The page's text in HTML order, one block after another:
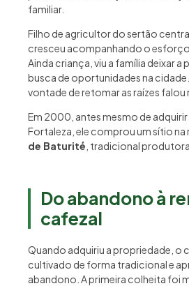
familiar.
Filho de agricultor do sertão
cresceu acompanhando o
Ainda criança, viu a família deixar a
busca de oportunidades na
vontade de retomar as raízes falou
Em 2000, antes mesmo de adquirir
Fortaleza, ele comprou um sítio na
de Baturité , tradicional
Do abandono à
cafezal
Quando adquiriu a propriedade, o
cultivado de forma tradicional e
abandono. A primeira colheita foi